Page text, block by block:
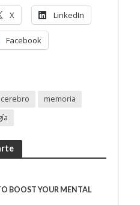
X LinkedIn
Facebook
cerebro
memoria
BOOST YOUR MENTAL